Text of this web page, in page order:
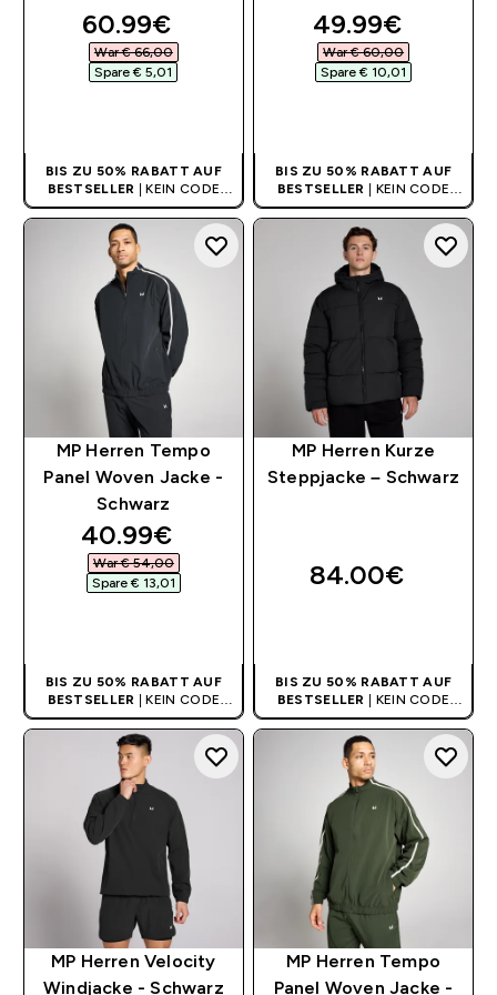
discounted price
60.99€‎
War € 66,00‎
Spare € 5,01‎
BIS ZU 50% RABATT AUF
BESTSELLER | KEIN CODE
BENÖTIGT
discounted
49.99€‎
War € 60,00‎
Spare € 10,01‎
BIS ZU 50% RABATT AUF
BESTSELLER | KEIN CODE
BENÖTIGT
MP Herren Tempo
Panel Woven Jacke -
Schwarz
discounted price
40.99€‎
War € 54,00‎
Spare € 13,01‎
BIS ZU 50% RABATT AUF
BESTSELLER | KEIN CODE
BENÖTIGT
MP Herren Kurze
Steppjacke – Schwarz
84.00€‎
BIS ZU 50% RABATT AUF
BESTSELLER | KEIN CODE
BENÖTIGT
MP Herren Velocity
Windjacke - Schwarz
MP Herren Tempo
Panel Woven Jacke -